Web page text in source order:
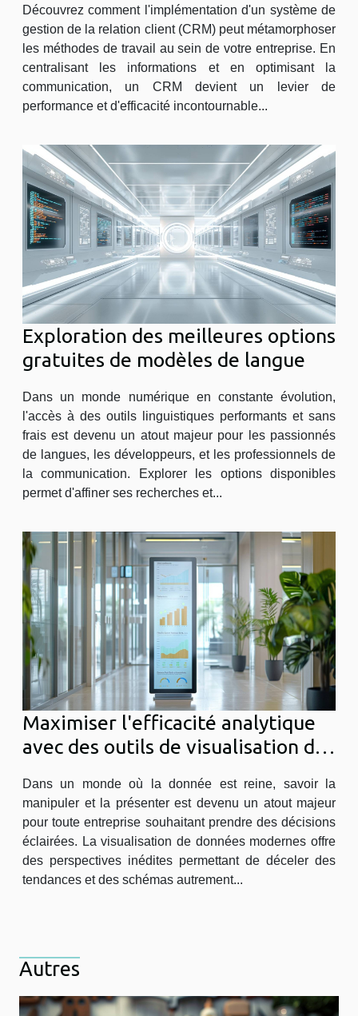
Découvrez comment l'implémentation d'un système de
gestion de la relation client (CRM) peut métamorphoser
les méthodes de travail au sein de votre entreprise. En
centralisant les informations et en optimisant la
communication, un CRM devient un levier de
performance et d'efficacité incontournable...
Exploration des meilleures options
gratuites de modèles de langue
Dans un monde numérique en constante évolution,
l'accès à des outils linguistiques performants et sans
frais est devenu un atout majeur pour les passionnés
de langues, les développeurs, et les professionnels de
la communication. Explorer les options disponibles
permet d'affiner ses recherches et...
Maximiser l'efficacité analytique
avec des outils de visualisation de
Dans un monde où la donnée est reine, savoir la
manipuler et la présenter est devenu un atout majeur
pour toute entreprise souhaitant prendre des décisions
éclairées. La visualisation de données modernes offre
des perspectives inédites permettant de déceler des
tendances et des schémas autrement...
Autres